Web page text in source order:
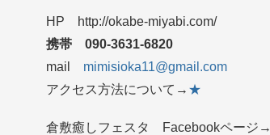
HP http://okabe-miyabi.com/
携帯 090‐3631‐6820
mail mimisioka11@gmail.com
アクセス方法について→ ★
倉敷癒しフェスタ Facebookページ→